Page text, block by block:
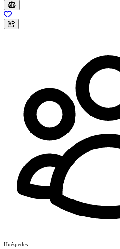
Huéspedes